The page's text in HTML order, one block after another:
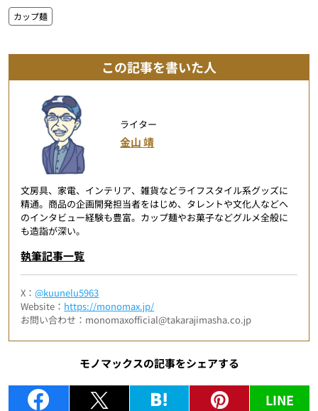
カップ麺
この記事を書いた人
ライター
金山 靖
文房具、家電、インテリア、雑貨などライフスタイル系グッズに
精通。商品の企画開発担当者をはじめ、タレントや文化人などへ
のインタビュー経験も豊富。カップ麺やお菓子などグルメ全般に
も造詣が深い。
執筆記事一覧
X：@kuunelu5963
Website： https://monomax.jp/
お問い合わせ：monomaxofficial@takarajimasha.co.jp
モノマックスの記事をシェアする
LINE